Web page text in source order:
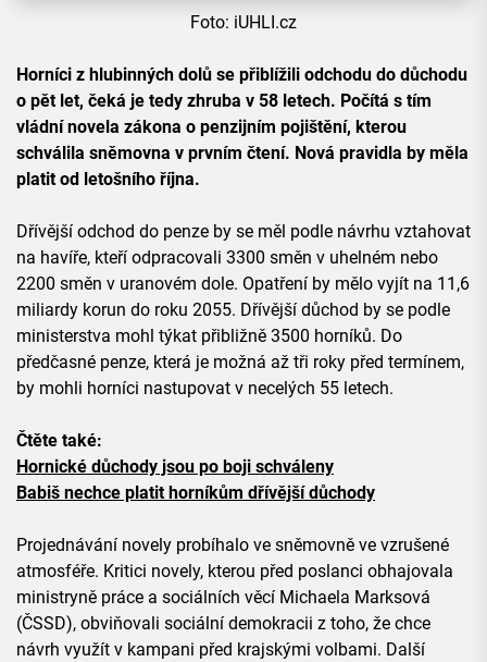
Foto: iUHLI.cz
Horníci z hlubinných dolů se přiblížili odchodu do důchodu
o pět let, čeká je tedy zhruba v 58 letech. Počítá s tím
vládní novela zákona o penzijním pojištění, kterou
schválila sněmovna v prvním čtení. Nová pravidla by měla
platit od letošního října.
Dřívější odchod do penze by se měl podle návrhu vztahovat
na havíře, kteří odpracovali 3300 směn v uhelném nebo
2200 směn v uranovém dole. Opatření by mělo vyjít na 11,6
miliardy korun do roku 2055. Dřívější důchod by se podle
ministerstva mohl týkat přibližně 3500 horníků. Do
předčasné penze, která je možná až tři roky před termínem,
by mohli horníci nastupovat v necelých 55 letech.
Čtěte také:
Hornické důchody jsou po boji schváleny
Babiš nechce platit horníkům dřívější důchody
Projednávání novely probíhalo ve sněmovně ve vzrušené
atmosféře. Kritici novely, kterou před poslanci obhajovala
ministryně práce a sociálních věcí Michaela Marksová
(ČSSD), obviňovali sociální demokracii z toho, že chce
návrh využít v kampani před krajskými volbami. Další